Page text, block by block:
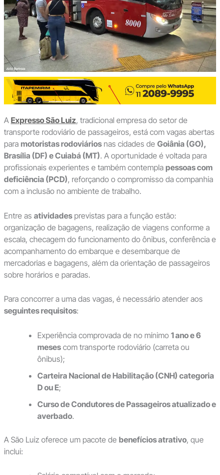
A Expresso São Luiz, tradicional empresa do setor de
transporte rodoviário de passageiros, está com vagas abertas
para motoristas rodoviáriosnas cidades de Goiânia (GO),
Brasília (DF) e Cuiabá (MT). A oportunidade é voltada para
profissionais experientes e também contempla pessoas com
deficiência (PCD), reforçando o compromisso da companhia
com a inclusão no ambiente de trabalho.
Entre as atividadesprevistas para a função estão:
organização de bagagens, realização de viagens conforme a
escala, checagem do funcionamento do ônibus, conferência e
acompanhamento do embarque e desembarque de
mercadorias e bagagens, além da orientação de passageiros
sobre horários e paradas.
Para concorrer a uma das vagas, é necessário atender aos
seguintes requisitos:
Experiência comprovada de no mínimo 1 ano e 6
mesescom transporte rodoviário (carreta ou
ônibus);
Carteira Nacional de Habilitação (CNH) categoria
D ou E;
Curso de Condutores de Passageiros atualizado e
averbado.
A São Luiz oferece um pacote de benefícios atrativo, que
inclui: